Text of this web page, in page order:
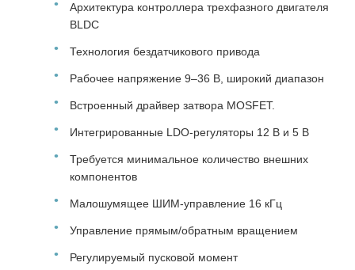
Архитектура контроллера трехфазного двигателя
BLDC
Технология бездатчикового привода
Рабочее напряжение 9–36 В, широкий диапазон
Встроенный драйвер затвора MOSFET.
Интегрированные LDO-регуляторы 12 В и 5 В
Требуется минимальное количество внешних
компонентов
Малошумящее ШИМ-управление 16 кГц
Управление прямым/обратным вращением
Регулируемый пусковой момент